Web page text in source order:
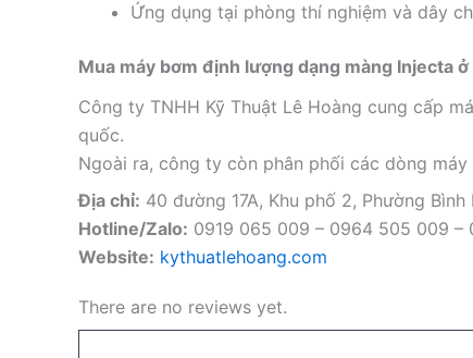
Ứng dụng tại phòng thí nghiệm và dây
Mua máy bơm định lượng dạng màng Injecta ở
Công ty TNHH Kỹ Thuật Lê Hoàng cung cấp
quốc.
Ngoài ra, công ty còn phân phối các dòng
Địa chỉ: 40 đường 17A, Khu phố 2, Phường Bình
Hotline/Zalo: 0919 065 009 – 0964 505 009 –
Website: kythuatlehoang.com
There are no reviews yet.